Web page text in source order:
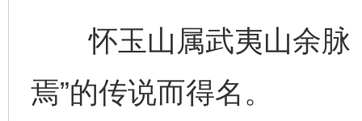
怀玉山属武夷山余脉
焉”的传说而得名。